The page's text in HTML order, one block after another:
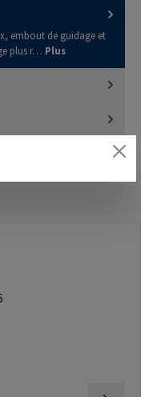
embout de guidage et
plus r… Plus